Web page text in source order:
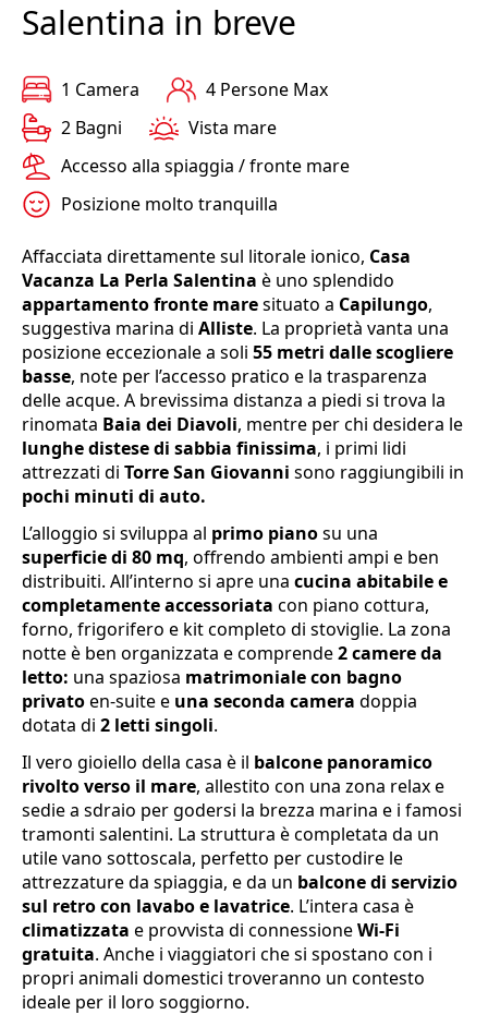
Salentina in breve
1 Camera
4 Persone Max
2 Bagni
Vista mare
Accesso alla spiaggia / fronte mare
Posizione molto tranquilla
Affacciata direttamente sul litorale ionico, Casa
Vacanza La Perla Salentina è uno splendido
appartamento fronte maresituato a Capilungo,
suggestiva marina di Alliste. La proprietà vanta una
posizione eccezionale a soli 55 metri dalle scogliere
basse, note per l’accesso pratico e la trasparenza
delle acque. A brevissima distanza a piedi si trova la
rinomata Baia dei Diavoli, mentre per chi desidera le
lunghe distese di sabbia finissima, i primi lidi
attrezzati di Torre San Giovanni sono raggiungibili in
pochi minuti di auto.
L’alloggio si sviluppa al primo pianosu una
superficie di 80 mq, offrendo ambienti ampi e ben
distribuiti. All’interno si apre una cucina abitabile e
completamente accessoriata con piano cottura,
forno, frigorifero e kit completo di stoviglie. La zona
notte è ben organizzata e comprende2 camere da
letto: una spaziosa matrimoniale con bagno
privatoen-suite e una seconda camera doppia
dotata di 2 letti singoli.
Il vero gioiello della casa è il balcone panoramico
rivolto verso il mare, allestito con una zona relax e
sedie a sdraio per godersi la brezza marina e i famosi
tramonti salentini. La struttura è completata da un
utile vano sottoscala, perfetto per custodire le
attrezzature da spiaggia, e da un balcone di servizio
sul retro con lavabo e lavatrice. L’intera casa è
climatizzata e provvista di connessioneWi-Fi
gratuita. Anche i viaggiatori che si spostano con i
propri animali domestici troveranno un contesto
ideale per il loro soggiorno.